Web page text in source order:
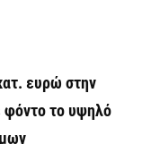
ευρώ στην
φόντο το υψηλό